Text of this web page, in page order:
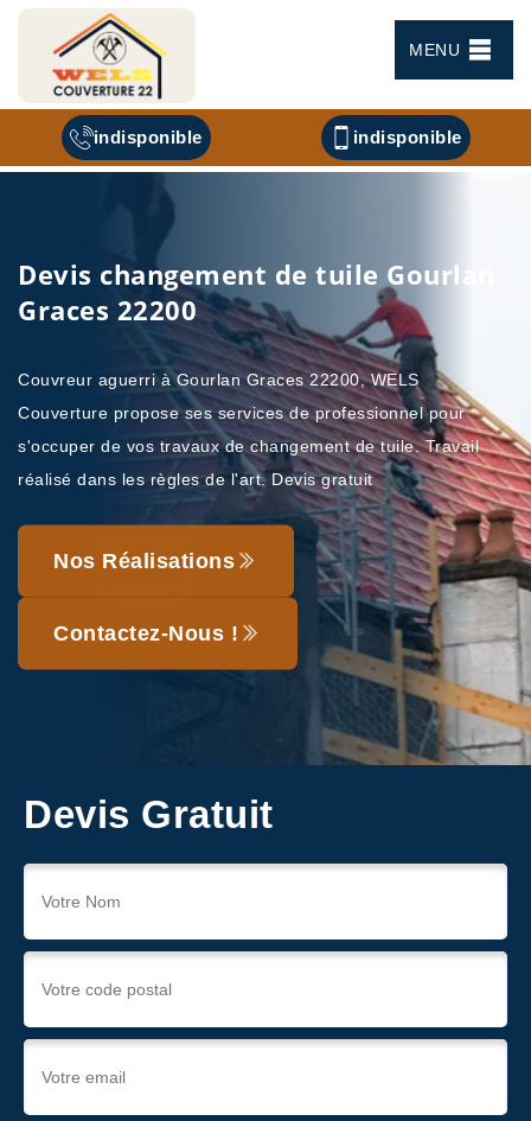
MENU
indisponible indisponible
Devis changement de tuile Gourlan
Graces 22200
Couvreur aguerri à Gourlan Graces 22200, WELS
Couverture propose ses services de professionnel pour
s'occuper de vos travaux de changement de tuile. Travail
réalisé dans les règles de l'art. Devis gratuit
Nos Réalisations
Contactez-Nous !
Devis Gratuit